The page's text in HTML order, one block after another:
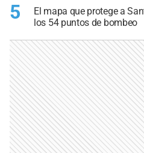
5
El mapa que protege a
los 54 puntos de bombeo